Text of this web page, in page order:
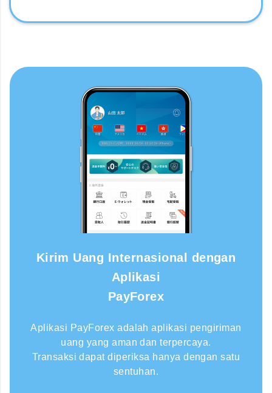
Kirim Uang Internasional dengan
Aplikasi
PayForex
Aplikasi PayForex adalah aplikasi pengiriman
uang yang aman dan terpercaya.
Transaksi dapat diperiksa hanya dengan satu
sentuhan.